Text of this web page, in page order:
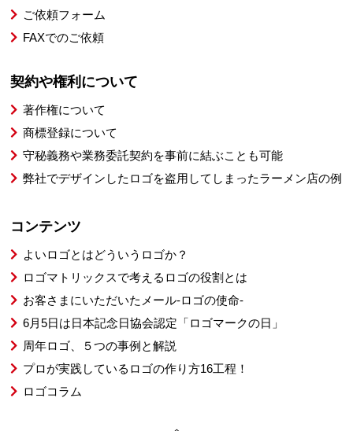
ご依頼フォーム
FAXでのご依頼
契約や権利について
著作権について
商標登録について
守秘義務や業務委託契約を事前に結ぶことも可能
弊社でデザインしたロゴを盗用してしまったラーメン店の例
コンテンツ
よいロゴとはどういうロゴか？
ロゴマトリックスで考えるロゴの役割とは
お客さまにいただいたメール-ロゴの使命-
6月5日は日本記念日協会認定「ロゴマークの日」
周年ロゴ、５つの事例と解説
プロが実践しているロゴの作り方16工程！
ロゴコラム